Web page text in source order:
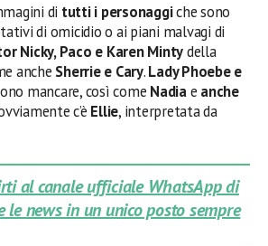
di tutti i personaggiche sono
di omicidio o ai piani malvagi di
Nicky, Paco e Karen Mintydella
anche Sherrie e Cary.Lady Phoebe e
mancare, così come Nadiae anche
c’è Ellie, interpretata da
al canale ufficiale WhatsApp di
le news in un unico posto sempre